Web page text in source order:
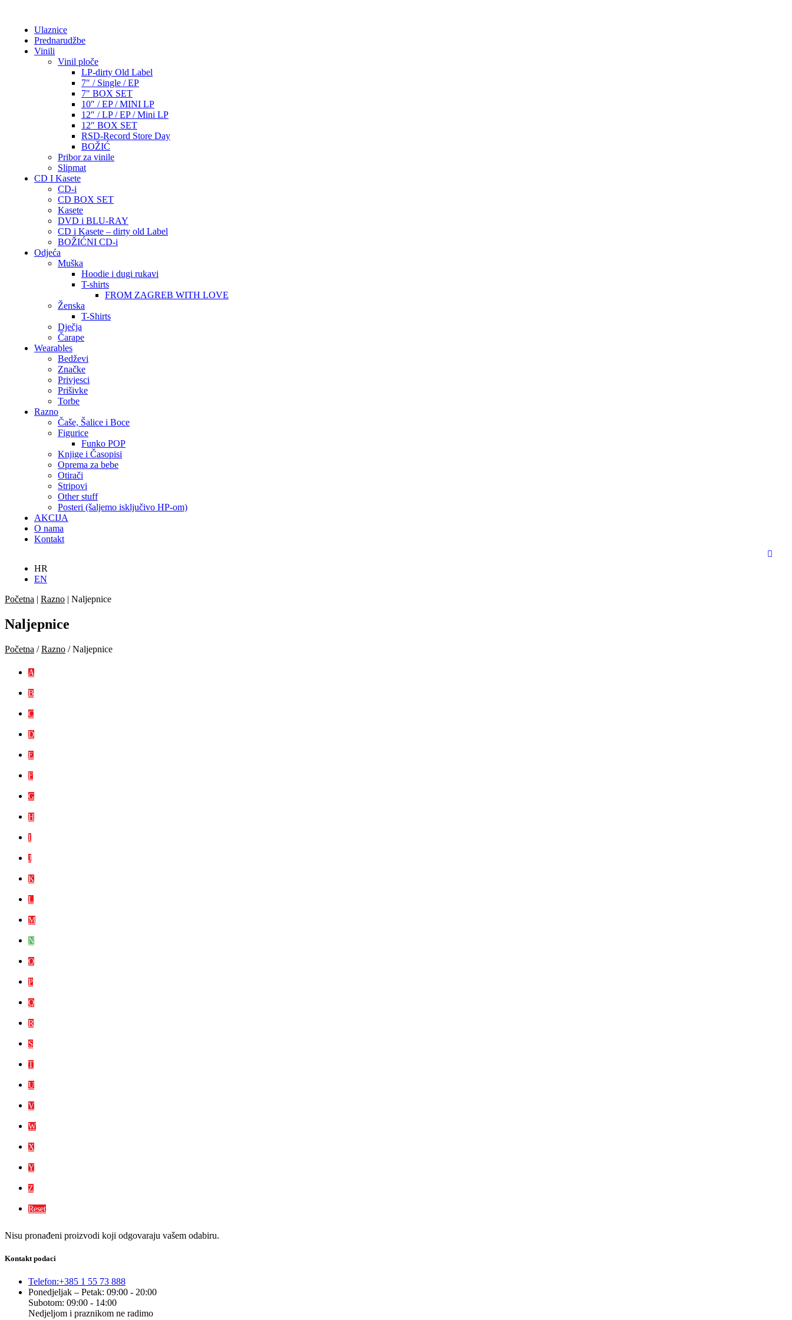
Ulaznice
Prednarudžbe
Vinili
Vinil ploče
LP-dirty Old Label
7″ / Single / EP
7″ BOX SET
10″ / EP / MINI LP
12″ / LP / EP / Mini LP
12″ BOX SET
RSD-Record Store Day
BOŽIĆ
Pribor za vinile
Slipmat
CD I Kasete
CD-i
CD BOX SET
Kasete
DVD i BLU-RAY
CD i Kasete – dirty old Label
BOŽIĆNI CD-i
Odjeća
Muška
Hoodie i dugi rukavi
T-shirts
FROM ZAGREB WITH LOVE
Ženska
T-Shirts
Dječja
Čarape
Wearables
Bedževi
Značke
Privjesci
Prišivke
Torbe
Razno
Čaše, Šalice i Boce
Figurice
Funko POP
Knjige i Časopisi
Oprema za bebe
Otirači
Stripovi
Other stuff
Posteri (šaljemo isključivo HP-om)
AKCIJA
O nama
Kontakt
HR
EN
Početna | Razno | Naljepnice
Naljepnice
Početna /Razno / Naljepnice
A
B
C
D
E
F
G
H
I
J
K
L
M
N
O
P
Q
R
S
T
U
V
W
X
Y
Z
Reset
Nisu pronađeni proizvodi koji odgovaraju vašem odabiru.
Kontakt podaci
Telefon:+385 1 55 73 888
Ponedjeljak – Petak: 09:00 - 20:00
Subotom: 09:00 - 14:00
Nedjeljom i praznikom ne radimo